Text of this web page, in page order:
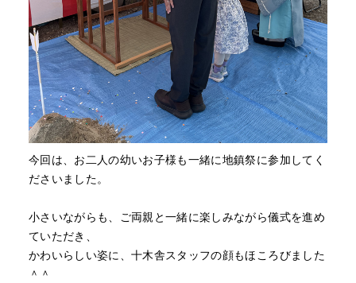
今回は、お二人の幼いお子様も一緒に地鎮祭に参加してく
ださいました。
小さいながらも、ご両親と一緒に楽しみながら儀式を進め
ていただき、
かわいらしい姿に、十木舎スタッフの顔もほころびました
＾＾